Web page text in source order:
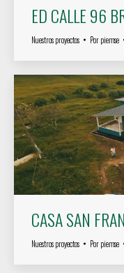
ED CALLE 96
Nuestros proyectos Porpiemse
CASA SAN
Nuestros proyectos Porpiemse